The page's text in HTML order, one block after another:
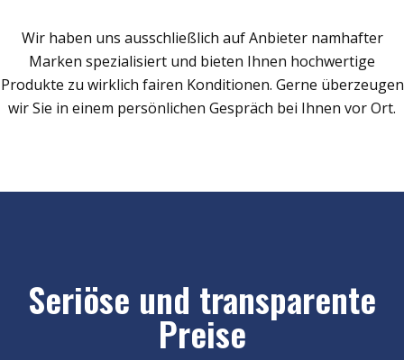
Wir haben uns ausschließlich auf Anbieter namhafter
Marken spezialisiert und bieten Ihnen hochwertige
Produkte zu wirklich fairen Konditionen. Gerne überzeugen
wir Sie in einem persönlichen Gespräch bei Ihnen vor Ort.
Seriöse und transparente
Preise